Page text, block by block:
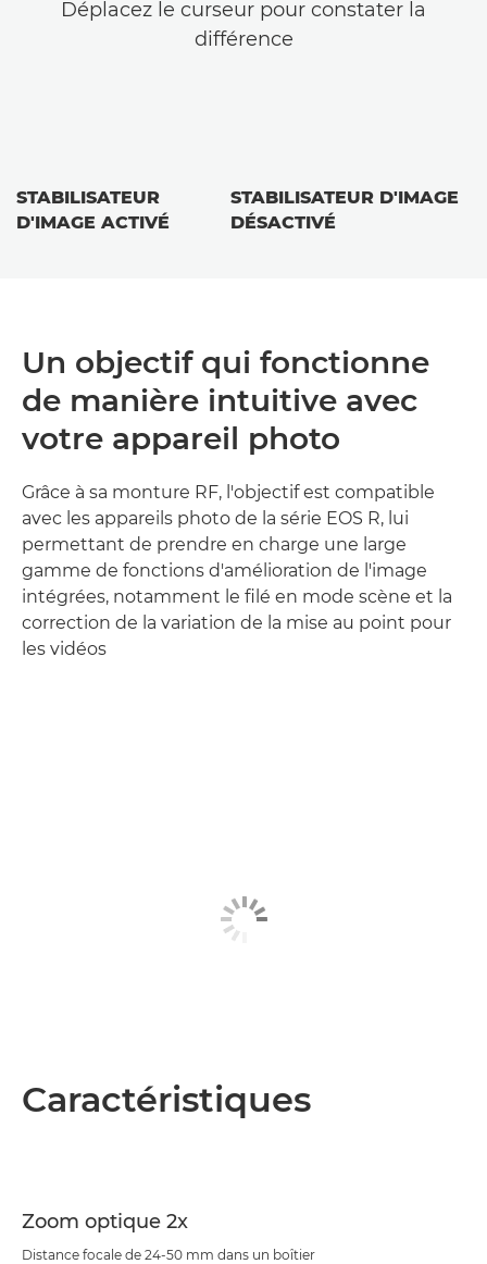
Déplacez le curseur pour constater la
différence
STABILISATEUR
D'IMAGE ACTIVÉ
STABILISATEUR D'IMAGE
DÉSACTIVÉ
Un objectif qui fonctionne
de manière intuitive avec
votre appareil photo
Grâce à sa monture RF, l'objectif est compatible
avec les appareils photo de la série EOS R, lui
permettant de prendre en charge une large
gamme de fonctions d'amélioration de l'image
intégrées, notamment le filé en mode scène et la
correction de la variation de la mise au point pour
les vidéos
Caractéristiques
Zoom optique 2x
Distance focale de 24-50 mm dans un boîtier